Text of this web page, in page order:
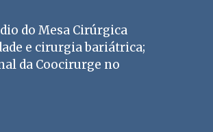
do Mesa Cirúrgica
e cirurgia bariátrica;
da Coocirurge no